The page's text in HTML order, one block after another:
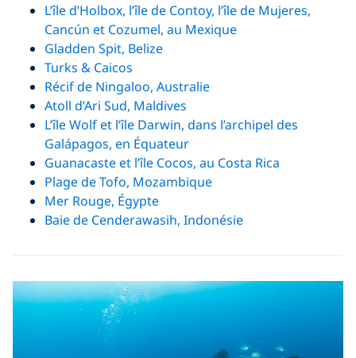
L’île d’Holbox, l’île de Contoy, l’île de Mujeres,
Cancún et Cozumel, au Mexique
Gladden Spit, Belize
Turks & Caicos
Récif de Ningaloo, Australie
Atoll d’Ari Sud, Maldives
L’île Wolf et l’île Darwin, dans l’archipel des
Galápagos, en Équateur
Guanacaste et l’île Cocos, au Costa Rica
Plage de Tofo, Mozambique
Mer Rouge, Égypte
Baie de Cenderawasih, Indonésie